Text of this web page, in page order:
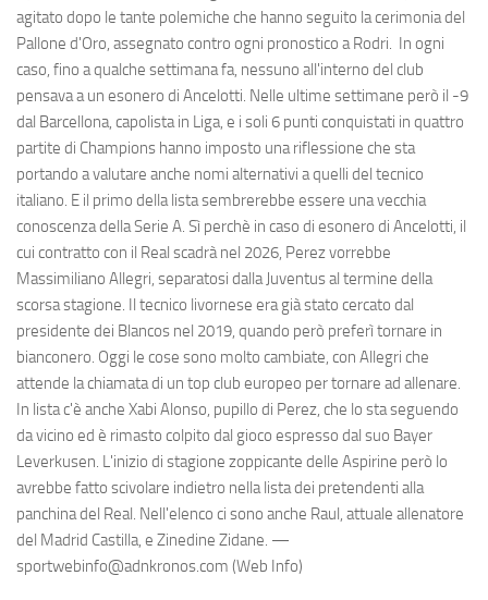
agitato dopo le tante polemiche che hanno seguito la cerimonia del
Pallone d'Oro, assegnato contro ogni pronostico a Rodri. In ogni
caso, fino a qualche settimana fa, nessuno all'interno del club
pensava a un esonero di Ancelotti. Nelle ultime settimane però il -9
dal Barcellona, capolista in Liga, e i soli 6 punti conquistati in quattro
partite di Champions hanno imposto una riflessione che sta
portando a valutare anche nomi alternativi a quelli del tecnico
italiano. E il primo della lista sembrerebbe essere una vecchia
conoscenza della Serie A. Sì perchè in caso di esonero di Ancelotti, il
cui contratto con il Real scadrà nel 2026, Perez vorrebbe
Massimiliano Allegri, separatosi dalla Juventus al termine della
scorsa stagione. Il tecnico livornese era già stato cercato dal
presidente dei Blancos nel 2019, quando però preferì tornare in
bianconero. Oggi le cose sono molto cambiate, con Allegri che
attende la chiamata di un top club europeo per tornare ad allenare.
In lista c'è anche Xabi Alonso, pupillo di Perez, che lo sta seguendo
da vicino ed è rimasto colpito dal gioco espresso dal suo Bayer
Leverkusen. L'inizio di stagione zoppicante delle Aspirine però lo
avrebbe fatto scivolare indietro nella lista dei pretendenti alla
panchina del Real. Nell'elenco ci sono anche Raul, attuale allenatore
del Madrid Castilla, e Zinedine Zidane. —
sportwebinfo@adnkronos.com (Web Info)